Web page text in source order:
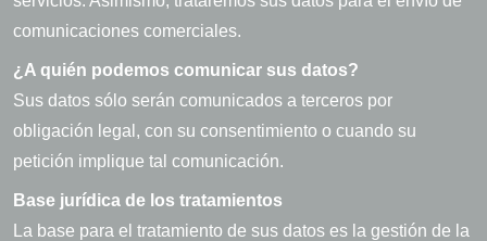
comunicaciones comerciales.
¿A quién podemos comunicar sus datos?
Sus datos sólo serán comunicados a terceros por
obligación legal, con su consentimiento o cuando su
petición implique tal comunicación.
Base jurídica de los tratamientos
La base para el tratamiento de sus datos es la gestión de la